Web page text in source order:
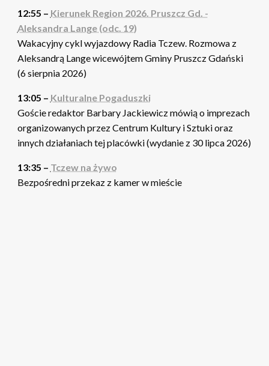
12:55 – Kierunek Region 2026. Pruszcz Gd. -
Aleksandra Lange (odc. 19)
Wakacyjny cykl wyjazdowy Radia Tczew. Rozmowa z
Aleksandrą Lange wicewójtem Gminy Pruszcz Gdański
(6 sierpnia 2026)
13:05 – Kulturalne Pogaduszki
Goście redaktor Barbary Jackiewicz mówią o imprezach
organizowanych przez Centrum Kultury i Sztuki oraz
innych działaniach tej placówki (wydanie z 30 lipca 2026)
13:35 – Tczew na żywo
Bezpośredni przekaz z kamer w mieście